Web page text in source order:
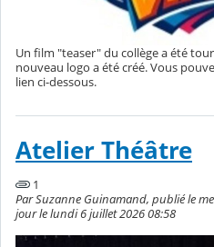
Un film "teaser" du collège a été
nouveau logo a été créé. Vous
lien ci-dessous.
Atelier Théâtre
1
Par Suzanne Guinamand, publié le
jour le lundi 6 juillet 2026 08:58